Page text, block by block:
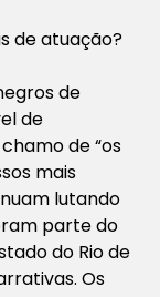
de atuação?
de
de
de “os
mais
lutando
parte do
do Rio de
Os